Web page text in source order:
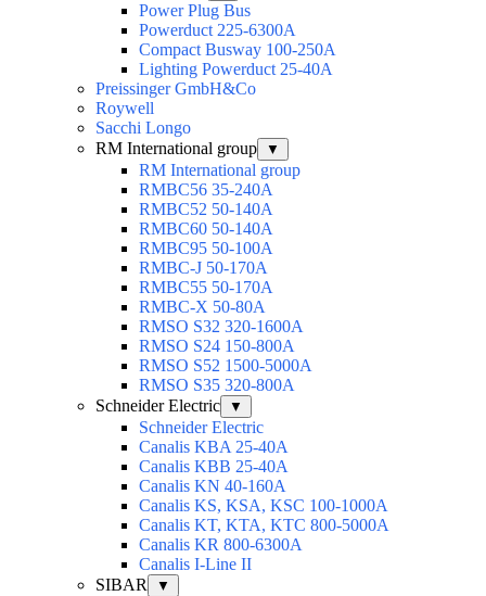
Power Plug Bus
Powerduct 225-6300А
Compact Busway 100-250А
Lighting Powerduct 25-40А
Preissinger GmbH&Co
Roywell
Sacchi Longo
RM International group
▼
RM International group
RMBC56 35-240A
RMBC52 50-140A
RMBC60 50-140A
RMBC95 50-100А
RMBC-J 50-170A
RMBC55 50-170A
RMBC-X 50-80A
RMSO S32 320-1600A
RMSO S24 150-800A
RMSO S52 1500-5000A
RMSO S35 320-800A
Schneider Electric
▼
Schneider Electric
Canalis KBA 25-40A
Canalis KBB 25-40A
Canalis KN 40-160A
Canalis KS, KSA, KSC 100-1000A
Canalis KT, KTA, KTC 800-5000A
Canalis KR 800-6300A
Canalis I-Line II
SIBAR
▼